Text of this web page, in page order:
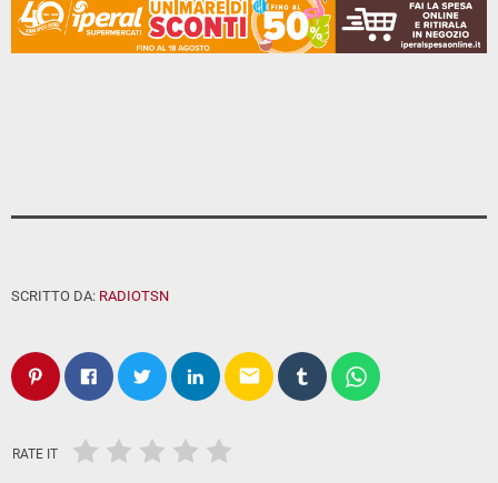
SCRITTO DA: RADIOTSN
email
RATE IT